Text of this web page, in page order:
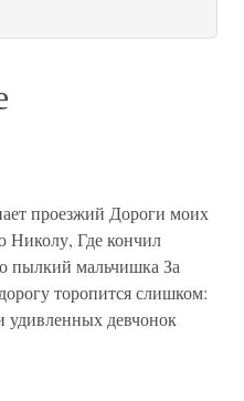
проезжий Дороги моих
Где кончил
пылкий мальчишка За
торопится слишком:
девчонок